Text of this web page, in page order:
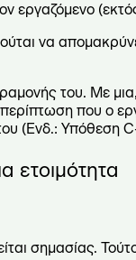
εργαζόμενο
να
του. Με
που ο
(Ενδ.: Υπόθεση
ετοιμότητα
σημασίας.